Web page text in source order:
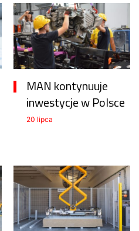
MAN kontynuuje
inwestycje w Polsce
20 lipca